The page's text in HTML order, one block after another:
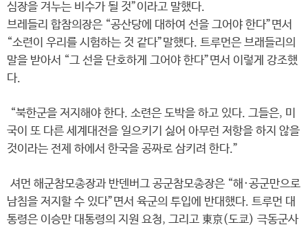
심장을 겨누는 비수가 될 것”이라고 말했다.
브레들리 합참의장은 “공산당에 대하여 선을 그어야 한다”면서
“소련이 우리를 시험하는 것 같다”말했다. 트루먼은 브래들리의
말을 받아서 “그 선을 단호하게 그어야 한다”면서 이렇게 강조했
다.
“북한군을 저지해야 한다. 소련은 도박을 하고 있다. 그들은, 미
국이 또 다른 세계대전을 일으키기 싫어 아무런 저항을 하지 않을
것이라는 전제 하에서 한국을 공짜로 삼키려 한다.”
셔먼 해군참모총장과 반덴버그 공군참모총장은 “해·공군만으로
남침을 저지할 수 있다”면서 육군의 투입에 반대했다. 트루먼 대
통령은 이승만 대통령의 지원 요청, 그리고 東京(도쿄) 극동군사